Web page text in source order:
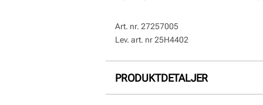
Art. nr. 27257005
Lev. art. nr25H4402
PRODUKTDETALJER